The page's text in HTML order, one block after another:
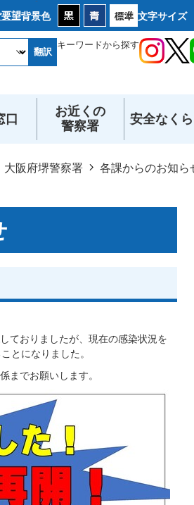
望背景色 文字サイズ
翻訳
キーワードから探す
口
お近くの
警察署
安全なく
大阪府堺警察署
各課からのお知ら
しておりましたが、現在の感染状況を
とになりました。
までお願いします。